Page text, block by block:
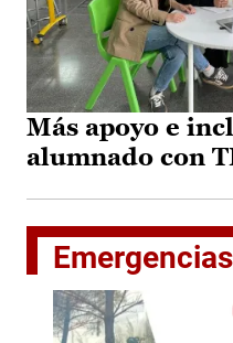
Más apoyo e
alumnado con
Emergencias